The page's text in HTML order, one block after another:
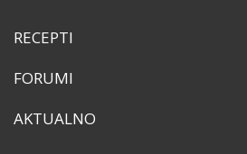
RECEPTI
FORUMI
AKTUALNO